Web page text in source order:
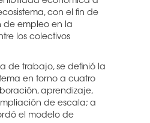
con el fin de
de empleo en la
los colectivos
de trabajo, se definió la
en torno a cuatro
aprendizaje,
de escala; a
el modelo de